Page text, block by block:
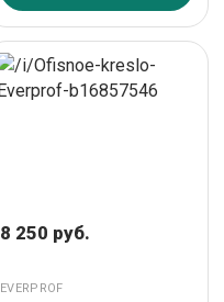
8 250 руб.
EVERPROF